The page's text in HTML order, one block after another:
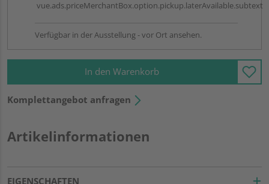
vue.ads.priceMerchantBox.option.pickup.laterAvailable.subtext
Verfügbar in der Ausstellung - vor Ort ansehen.
In den Warenkorb
Komplettangebot anfragen
Artikelinformationen
EIGENSCHAFTEN